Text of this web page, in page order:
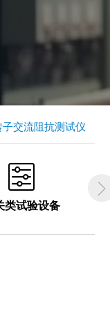
交流阻抗测试仪

类试验设备